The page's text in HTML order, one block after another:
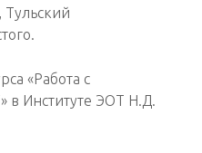
«Работа с
в Институте ЭОТ Н.Д.